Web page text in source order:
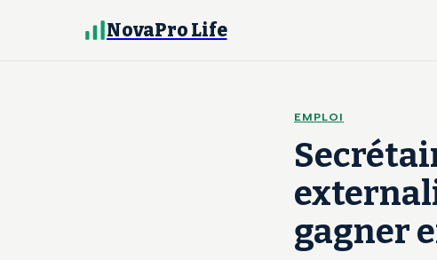
NovaPro Life
EMPLOI
gagner